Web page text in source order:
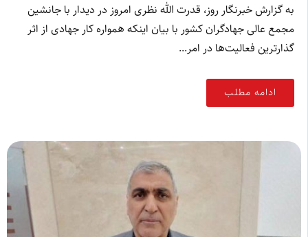
به گزارش خبرنگار روز، قدرت الله نظری امروز در دیدار با جانشین
مجمع عالی جهادگران کشور با بیان اینکه همواره کار جهادی از اثر
گذارترین فعالیت‌ها در امر...
ادامه مطلب